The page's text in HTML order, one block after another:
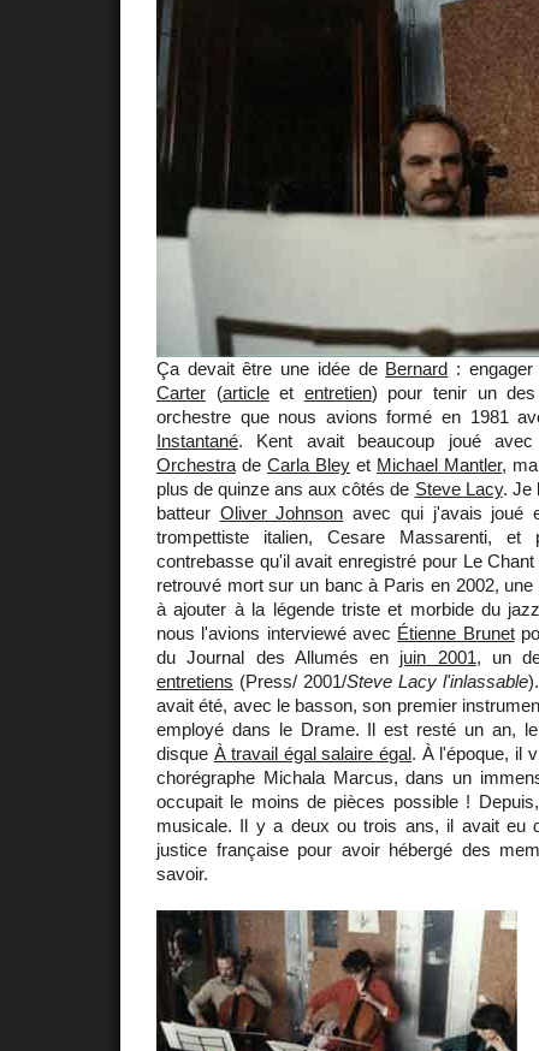
Ça devait être une idée de Bernard :
Carter (articleet entretien) pour tenir un des
orchestre que nous avions formé en 1981
Instantané. Kent avait beaucoup joué
Orchestra de Carla Bley et Michael Mantler,
plus de quinze ans aux côtés de Steve Lacy. Je
batteur Oliver Johnson avec qui j'avais joué
trompettiste italien, Cesare Massarenti,
contrebasse qu'il avait enregistré pour Le
retrouvé mort sur un banc à Paris en 2002,
à ajouter à la légende triste et morbide du
nous l'avions interviewé avec Étienne Brunet
du Journal des Allumés en juin 2001, un
entretiens (Press/ 2001/Steve Lacy l'inlassable
avait été, avec le basson, son premier
employé dans le Drame. Il est resté un an,
disque À travail égal salaire égal. À l'époque, il
chorégraphe Michala Marcus, dans un
occupait le moins de pièces possible !
musicale. Il y a deux ou trois ans, il avait eu
justice française pour avoir hébergé des
savoir.